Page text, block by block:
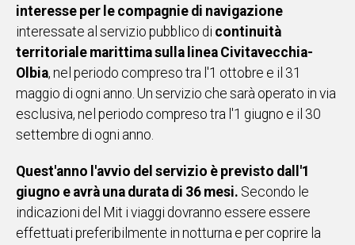
IN
ITALIA
NEL
MONDO
SPORT
EVENTI
VIDEO
Vai
interesse per le compagnie di navigazione
interessate al servizio pubblico di continuità
territoriale marittima sulla linea Civitavecchia-
Olbia, nel periodo compreso tra l'1 ottobre e il 31
maggio di ogni anno. Un servizio che sarà operato in via
esclusiva, nel periodo compreso tra l'1 giugno e il 30
settembre di ogni anno.
Quest'anno l'avvio del servizio è previsto dall'1
giugno e avrà una durata di 36 mesi. Secondo le
indicazioni del Mit i viaggi dovranno essere essere
effettuati preferibilmente in notturna e per coprire la